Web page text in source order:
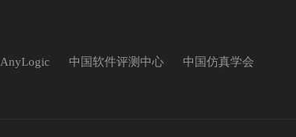
AnyLogic 中国软件评测中心 中国仿真学会